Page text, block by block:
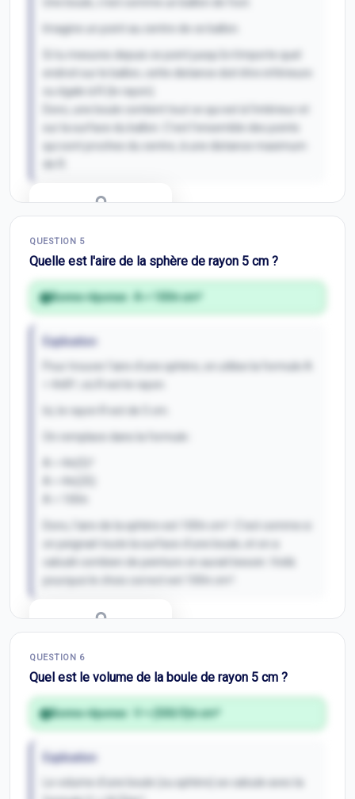
Imagine un point au centre de ce ballon.
Si tu mesures depuis ce point jusqu'à n'importe quel
ou égale à R (le rayon).
Donc, une boule contient tout ce qui est à l'intérieur et
qui sont proches du centre, à une distance maximum
QUESTION 5
Quelle est l'aire de la sphère de rayon 5 cm ?
Bonne réponse : A = 100π cm²
Explication
= 4πR², où R est le rayon.
Ici, le rayon R est de 5 cm.
on peignait toute la surface d'une boule, et on a
pourquoi le choix correct est 100π cm².
QUESTION 6
Quel est le volume de la boule de rayon 5 cm ?
Bonne réponse : V = (500/3)π cm³
Explication